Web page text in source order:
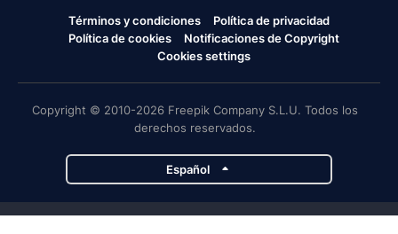
Términos y condiciones
Política de privacidad
Política de cookies
Notificaciones de Copyright
Cookies settings
Copyright © 2010-2026 Freepik Company S.L.U. Todos los
derechos reservados.
Español